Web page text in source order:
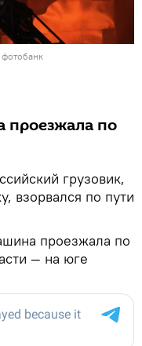
проезжала по
грузовик,
взорвался по пути
проезжала по
— на юге